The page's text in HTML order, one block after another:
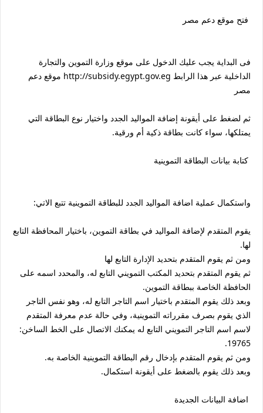
فتح موقع دعم مصر
فى البداية يجب عليك الدخول على موقع وزارة التموين والتجارة
الداخلية عبر هذا الرابط http://subsidy.egypt.gov.eg موقع دعم
مصر
ثم لضغط على أيقونة إضافة المواليد الجدد واختيار نوع البطاقة التي
يمتلكها، سواء كانت بطاقة ذكية أم ورقية.
كتابة بيانات البطاقة التموينية
واستكمال عملية اضافة المواليد الجدد للبطاقة التموينية تتبع الاتي:
يقوم المتقدم لإضافة المواليد في بطاقة التموين، باختيار المحافظة التابع
لها.
ومن ثم يقوم المتقدم بتحديد الإدارة التابع لها
ثم يقوم المتقدم بتحديد المكتب التمويني التابع له، والمحدد اسمه على
الحافظة الخاصة ببطاقة التموين.
وبعد ذلك يقوم المتقدم باختيار اسم التاجر التابع له، وهو نفس التاجر
الذي يقوم بصرف مقرراته التموينية، وفي حالة عدم معرفة المتقدم
لاسم اسم التاجر التمويني التابع له يمكنك الاتصال على الخط الساخن:
19765.
ومن ثم يقوم المتقدم بإدخال رقم البطاقة التموينية الخاصة به.
وبعد ذلك يقوم بالضغط على أيقونة استكمال.
اضافة البيانات الجديدة